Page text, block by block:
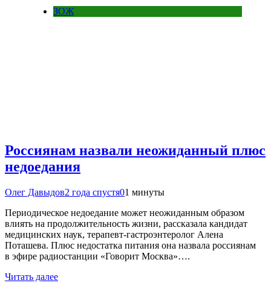
ЗОЖ
Россиянам назвали неожиданный плюс
недоедания
Олег Давыдов2 года спустя01 минуты
Периодическое недоедание может неожиданным образом
влиять на продолжительность жизни, рассказала кандидат
медицинских наук, терапевт-гастроэнтеролог Алена
Поташева. Плюс недостатка питания она назвала россиянам
в эфире радиостанции «Говорит Москва»….
Читать далее